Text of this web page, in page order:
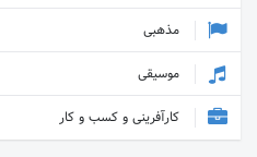
مذهبی
موسیقی
کارآفرینی و کسب و کار